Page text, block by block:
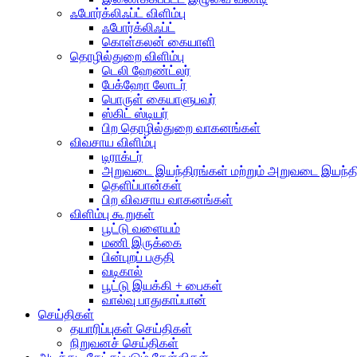
ஃபோர்க்லிஃப்ட் விளிம்பு
ஃபோர்க்லிஃப்ட்
கொள்கலன் கையாளி
தொழில்துறை விளிம்பு
டெலி ஹேண்ட்லர்
பேக்ஹோ லோடர்
பொருள் கையாளுபவர்
ஸ்கிட் ஸ்டியர்
பிற தொழில்துறை வாகனங்கள்
விவசாய விளிம்பு
டிராக்டர்
அறுவடை இயந்திரங்கள் மற்றும் அறுவடை
தெளிப்பான்கள்
பிற விவசாய வாகனங்கள்
விளிம்பு கூறுகள்
பூட்டு வளையம்
மணி இருக்கை
பின்புறப் பகுதி
வடிகால்
பூட்டு இயக்கி + பைகள்
வால்வு பாதுகாப்பான்
செய்திகள்
தயாரிப்புகள் செய்திகள்
நிறுவனச் செய்திகள்